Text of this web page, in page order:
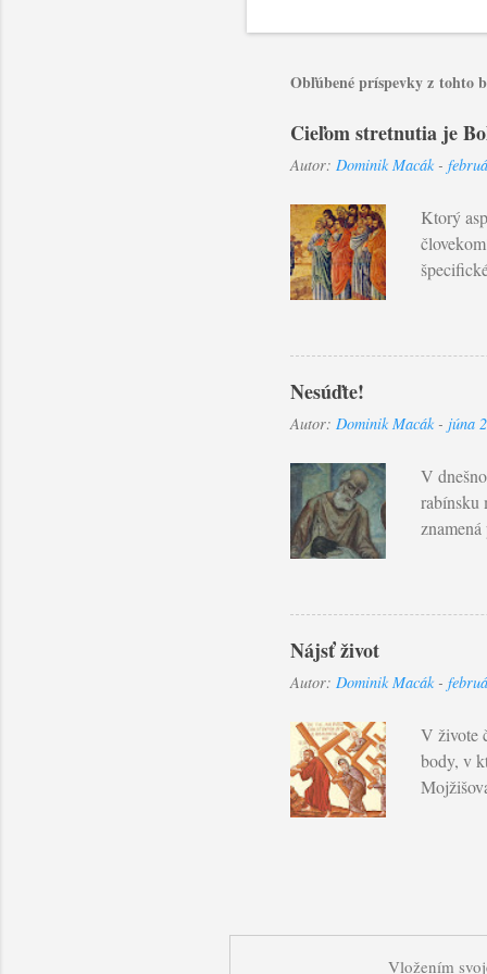
Obľúbené príspevky z tohto
Cieľom stretnutia je
Autor: Dominik Macák -
Ktorý
nášho
Nesúďte!
Autor: Dominik Macák - júna
V
rabínsku
svojím
Nájsť život
Autor: Dominik Macák -
V živote
body, v
Slovom
Boží
mnoho
Vložením